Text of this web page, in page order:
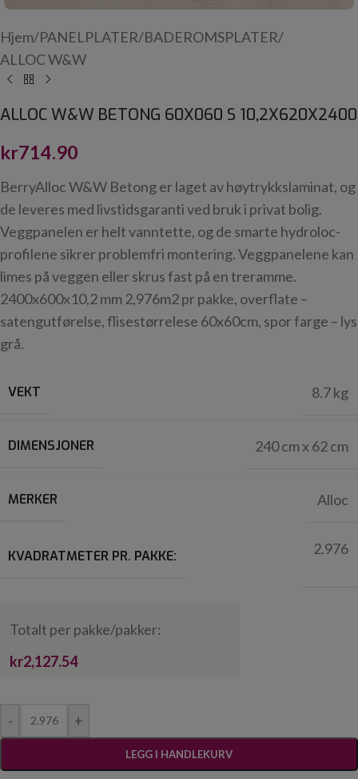
Hjem/PANELPLATER/BADEROMSPLATER/
ALLOC W&W
ALLOC W&W BETONG 60X060 S 10,2X620X2400
kr714.90
BerryAlloc W&W Betong er laget av høytrykkslaminat, og
de leveres med livstidsgaranti ved bruk i privat bolig.
Veggpanelen er helt vanntette, og de smarte hydroloc-
profilene sikrer problemfri montering. Veggpanelene kan
limes på veggen eller skrus fast på en treramme.
2400x600x10,2 mm 2,976m2 pr pakke, overflate –
satengutførelse, flisestørrelese 60x60cm, spor farge – lys
grå.
VEKT 8.7 kg
DIMENSJONER 240 cm x 62 cm
MERKER Alloc
KVADRATMETER PR. PAKKE: 2.976
Totalt per pakke/pakker:
kr2,127.54
- +
LEGG I HANDLEKURV